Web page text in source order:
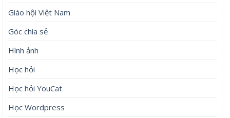
Giáo hội Việt Nam
Góc chia sẻ
Hình ảnh
Học hỏi
Học hỏi YouCat
Học Wordpress